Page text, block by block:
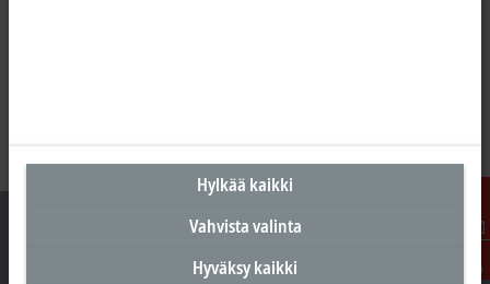
yhteyttä
Hylkää kaikki
Vahvista valinta
Hyväksy kaikki